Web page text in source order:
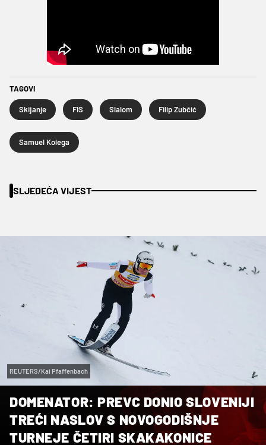
TAGOVI
Skijanje FIS Slalom Filip Zubčić
Samuel Kolega
SLJEDEĆA VIJEST
REUTERS/Kai Pfaffenbach
DOMENATOR: PREVC DONIO SLOVENIJI
TREĆI NASLOV S NOVOGODIŠNJE
TURNEJE ČETIRI SKAKAKONICE